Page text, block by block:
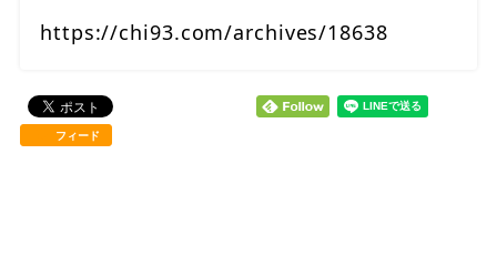
https://chi93.com/archives/18638
フィード